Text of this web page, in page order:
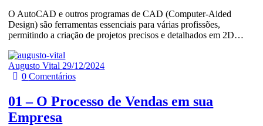
O AutoCAD e outros programas de CAD (Computer-Aided
Design) são ferramentas essenciais para várias profissões,
permitindo a criação de projetos precisos e detalhados em 2D…
Augusto Vital 29/12/2024
0 Comentários
01 – O Processo de Vendas em sua
Empresa